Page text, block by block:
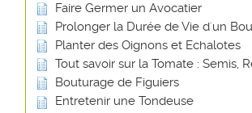
Faire Germer un Avocatier
Prolonger la Durée de Vie d'un
Planter des Oignons et Echalotes
Tout savoir sur la Tomate : Semis,
Bouturage de Figuiers
Entretenir une Tondeuse